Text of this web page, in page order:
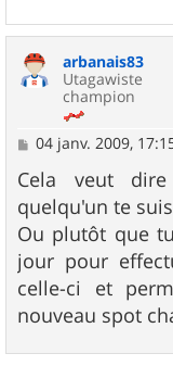
arbanais83
Utagawiste
champion
M
s
s
a
g
e
04 janv. 2009,
Cela veut
quelqu'un te
Ou plutôt que
jour pour
celle-ci et
nouveau spot